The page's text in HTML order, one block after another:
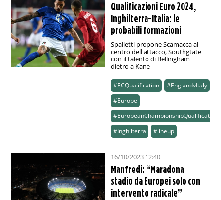
Qualificazioni Euro 2024,
Inghilterra-Italia: le
probabili formazioni
Spalletti propone Scamacca al
centro dell'attacco, Southgtate
con il talento di Bellingham
dietro a Kane
#ECQualification
#EnglandvItaly
#Europe
#EuropeanChampionshipQualification
#Inghilterra
#lineup
16/10/2023 12:40
Manfredi: “Maradona
stadio da Europei solo con
intervento radicale”